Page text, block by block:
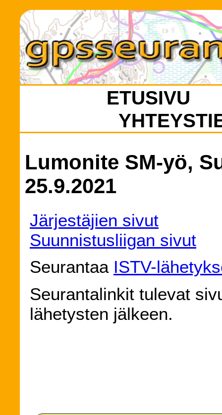
ETUSIVU
Lumonite SM-yö,
25.9.2021
Järjestäjien sivut
Suunnistusliigan sivut
Seurantaa ISTV-
Seurantalinkit tulevat
lähetysten jälkeen.